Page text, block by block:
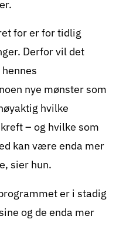
for er for tidlig
Derfor vil det
nye mønster som
hvilke
– og hvilke som
kan være enda mer
sier hun.
er i stadig
og de enda mer